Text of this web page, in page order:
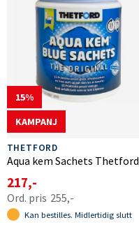
15
KAMPANJ
THETFORD
Aqua kem Sachets Thetford
217,-
255,-
Kan bestilles. Midlertidig slutt